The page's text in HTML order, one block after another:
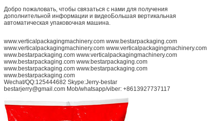
Добро пожаловать, чтобы связаться с нами для получения
дополнительной информации и видеоБольшая вертикальная
автоматическая упаковочная машина.
www.verticalpackagingmachinery.com www.bestarpackaging.com
www.verticalpackagingmachinery.com www.verticalpackagingmachinery.com
www.bestarpackaging.com www.verticalpackagingmachinery.com
www.bestarpackaging.com www.bestarpackaging.com
www.bestarpackaging.com www.bestarpackaging.com
www.bestarpackaging.com
Wechat/QQ:125444682 Skype:Jerry-bestar
bestarjerry@gmail.com Mob/whatsapp/viber: +8613927737117